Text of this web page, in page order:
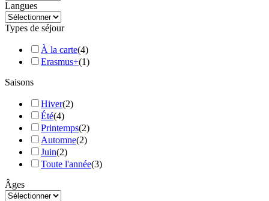
Langues
Types de séjour
À la carte(4)
Erasmus+(1)
Saisons
Hiver(2)
Été(4)
Printemps(2)
Automne(2)
Juin(2)
Toute l'année(3)
Âges